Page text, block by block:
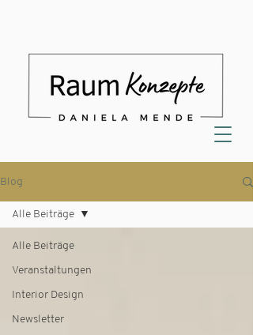
Blog
Alle Beiträge
Veranstaltungen
Interior Design
Newsletter
Alle Beiträge